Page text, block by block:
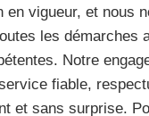
en vigueur, et nous
les démarches
Notre
fiable,
et sans surprise.